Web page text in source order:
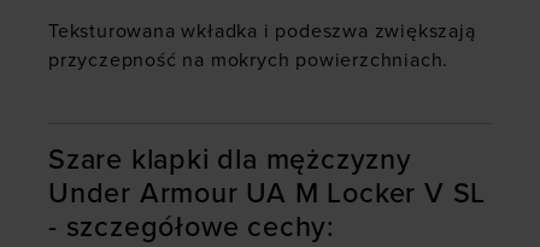
Teksturowana wkładka i podeszwa zwiększają
przyczepność na mokrych powierzchniach.
Szare klapki dla mężczyzny
Under Armour UA M Locker V SL
- szczegółowe cechy: